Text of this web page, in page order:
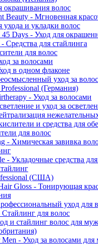
окрашивания волос
Beauty - Мгновенная
ухода и укладки волос
45 Days - Уход для
Средства для стайлинга
для волос
за волосами
в одном флаконе
уход за
(Германия)
- Уход за волосами
и уход за
и средства для
для волос
- Химическая завивка
- Укладочные средства
(США)
Gloss - Тонирующая
уход для
для волос
и стайлинг волос для
- Уход за волосами